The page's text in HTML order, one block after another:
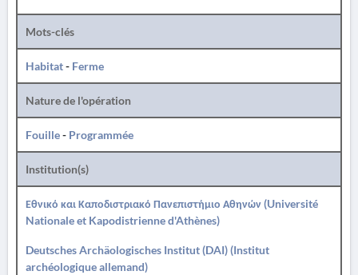
Mots-clés
Habitat- Ferme
Nature de l'opération
Fouille- Programmée
Institution(s)
Εθνικό και Καποδιστριακό Πανεπιστήμιο Αθηνών (Université
Nationale et Kapodistrienne d'Athènes)
Deutsches Archäologisches Institut (DAI) (Institut
archéologique allemand)